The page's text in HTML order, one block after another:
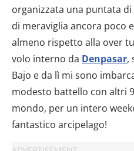
organizzata una puntata di
di meraviglia ancora poco
almeno rispetto alla over
volo interno da Denpasar,
Bajo e da lì mi sono
modesto battello con altri
mondo, per un intero
fantastico arcipelago!